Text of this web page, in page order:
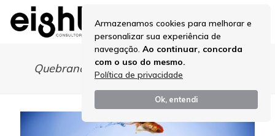
Armazenamos cookies para melhorar e
personalizar sua experiência de
navegação. Ao continuar, concorda
com o uso do mesmo.
Política de privacidade
Ok, entendi
Quebrando Tabus na Gestão no negócio